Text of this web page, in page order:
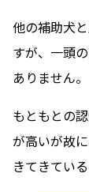
他の補助犬
すが、一頭
ありません。
もともとの
が高いが故
きてきている